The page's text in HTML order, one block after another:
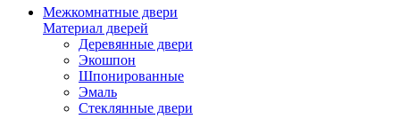
Межкомнатные двери
Материал дверей
Деревянные двери
Экошпон
Шпонированные
Эмаль
Стеклянные двери